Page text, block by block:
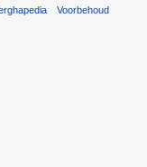
Voorbehoud